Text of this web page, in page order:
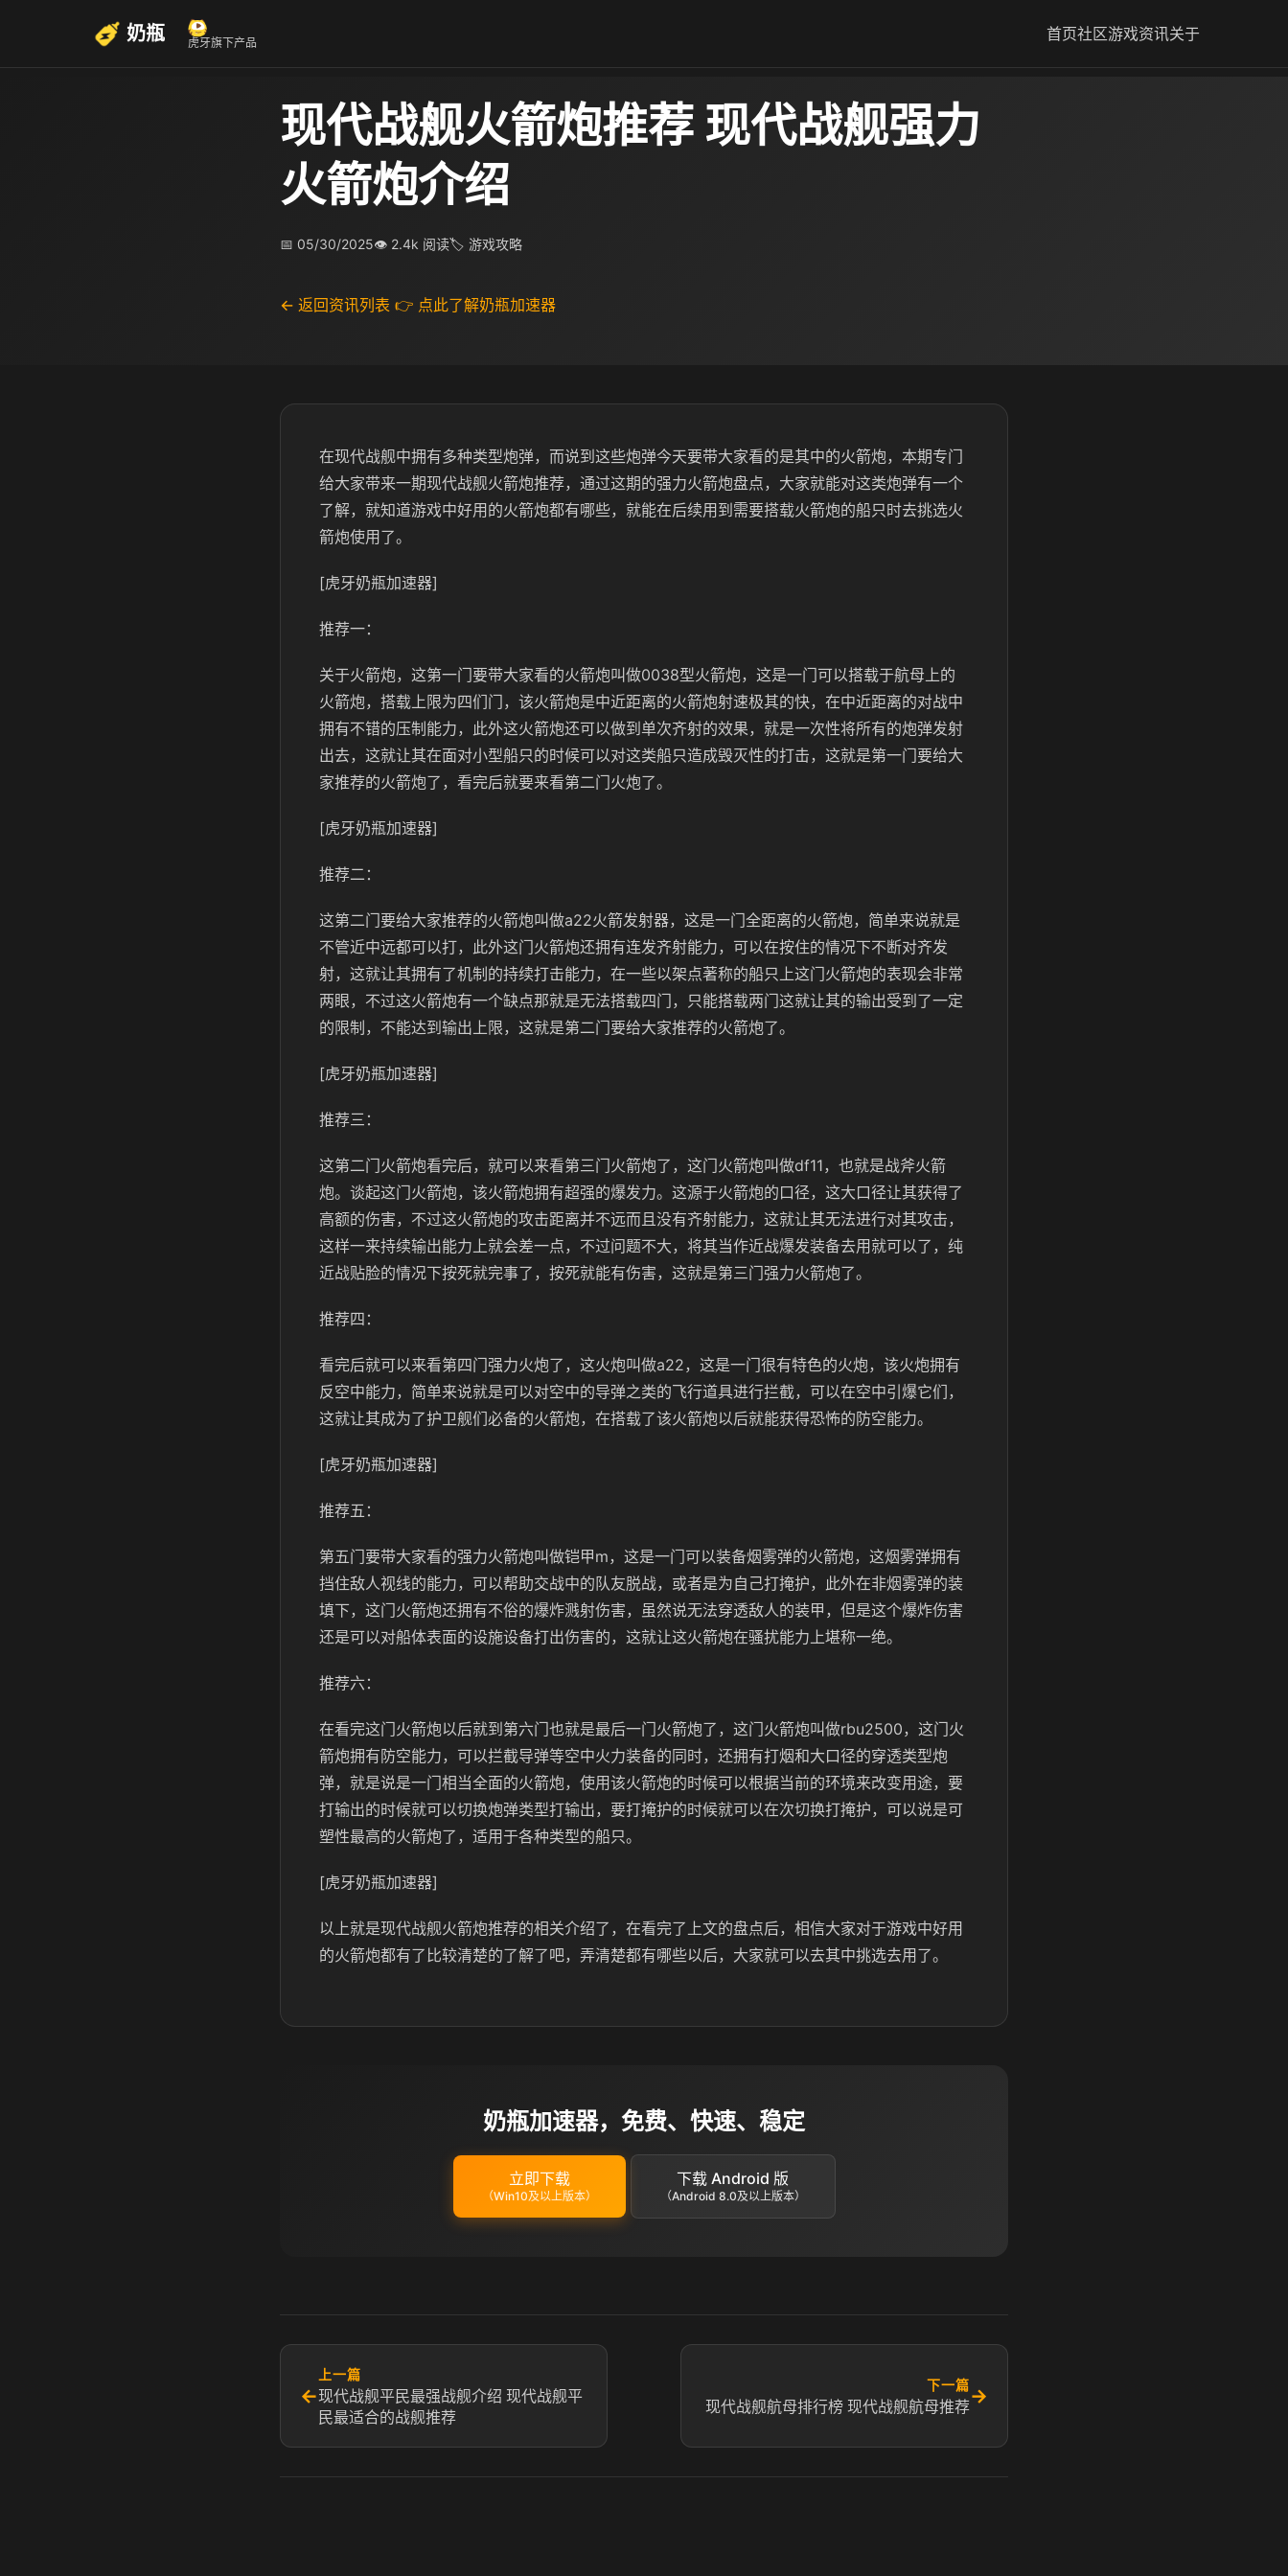
奶瓶 虎牙旗下产品 首页社区游戏资讯关于
现代战舰火箭炮推荐 现代战舰强力
火箭炮介绍
📅 05/30/2025👁 2.4k 阅读🏷 游戏攻略
← 返回资讯列表 👉 点此了解奶瓶加速器
在现代战舰中拥有多种类型炮弹，而说到这些炮弹今天要带大家看的是其中的火箭炮，本期专门
给大家带来一期现代战舰火箭炮推荐，通过这期的强力火箭炮盘点，大家就能对这类炮弹有一个
了解，就知道游戏中好用的火箭炮都有哪些，就能在后续用到需要搭载火箭炮的船只时去挑选火
箭炮使用了。
[虎牙奶瓶加速器]
推荐一：
关于火箭炮，这第一门要带大家看的火箭炮叫做0038型火箭炮，这是一门可以搭载于航母上的
火箭炮，搭载上限为四们门，该火箭炮是中近距离的火箭炮射速极其的快，在中近距离的对战中
拥有不错的压制能力，此外这火箭炮还可以做到单次齐射的效果，就是一次性将所有的炮弹发射
出去，这就让其在面对小型船只的时候可以对这类船只造成毁灭性的打击，这就是第一门要给大
家推荐的火箭炮了，看完后就要来看第二门火炮了。
[虎牙奶瓶加速器]
推荐二：
这第二门要给大家推荐的火箭炮叫做a22火箭发射器，这是一门全距离的火箭炮，简单来说就是
不管近中远都可以打，此外这门火箭炮还拥有连发齐射能力，可以在按住的情况下不断对齐发
射，这就让其拥有了机制的持续打击能力，在一些以架点著称的船只上这门火箭炮的表现会非常
两眼，不过这火箭炮有一个缺点那就是无法搭载四门，只能搭载两门这就让其的输出受到了一定
的限制，不能达到输出上限，这就是第二门要给大家推荐的火箭炮了。
[虎牙奶瓶加速器]
推荐三：
这第二门火箭炮看完后，就可以来看第三门火箭炮了，这门火箭炮叫做df11，也就是战斧火箭
炮。谈起这门火箭炮，该火箭炮拥有超强的爆发力。这源于火箭炮的口径，这大口径让其获得了
高额的伤害，不过这火箭炮的攻击距离并不远而且没有齐射能力，这就让其无法进行对其攻击，
这样一来持续输出能力上就会差一点，不过问题不大，将其当作近战爆发装备去用就可以了，纯
近战贴脸的情况下按死就完事了，按死就能有伤害，这就是第三门强力火箭炮了。
推荐四：
看完后就可以来看第四门强力火炮了，这火炮叫做a22，这是一门很有特色的火炮，该火炮拥有
反空中能力，简单来说就是可以对空中的导弹之类的飞行道具进行拦截，可以在空中引爆它们，
这就让其成为了护卫舰们必备的火箭炮，在搭载了该火箭炮以后就能获得恐怖的防空能力。
[虎牙奶瓶加速器]
推荐五：
第五门要带大家看的强力火箭炮叫做铠甲m，这是一门可以装备烟雾弹的火箭炮，这烟雾弹拥有
挡住敌人视线的能力，可以帮助交战中的队友脱战，或者是为自己打掩护，此外在非烟雾弹的装
填下，这门火箭炮还拥有不俗的爆炸溅射伤害，虽然说无法穿透敌人的装甲，但是这个爆炸伤害
还是可以对船体表面的设施设备打出伤害的，这就让这火箭炮在骚扰能力上堪称一绝。
推荐六：
在看完这门火箭炮以后就到第六门也就是最后一门火箭炮了，这门火箭炮叫做rbu2500，这门火
箭炮拥有防空能力，可以拦截导弹等空中火力装备的同时，还拥有打烟和大口径的穿透类型炮
弹，就是说是一门相当全面的火箭炮，使用该火箭炮的时候可以根据当前的环境来改变用途，要
打输出的时候就可以切换炮弹类型打输出，要打掩护的时候就可以在次切换打掩护，可以说是可
塑性最高的火箭炮了，适用于各种类型的船只。
[虎牙奶瓶加速器]
以上就是现代战舰火箭炮推荐的相关介绍了，在看完了上文的盘点后，相信大家对于游戏中好用
的火箭炮都有了比较清楚的了解了吧，弄清楚都有哪些以后，大家就可以去其中挑选去用了。
奶瓶加速器，免费、快速、稳定
立即下载
（Win10及以上版本）
下载 Android 版
（Android 8.0及以上版本）
←
上一篇
现代战舰平民最强战舰介绍 现代战舰平
民最适合的战舰推荐
下一篇
现代战舰航母排行榜 现代战舰航母推荐→